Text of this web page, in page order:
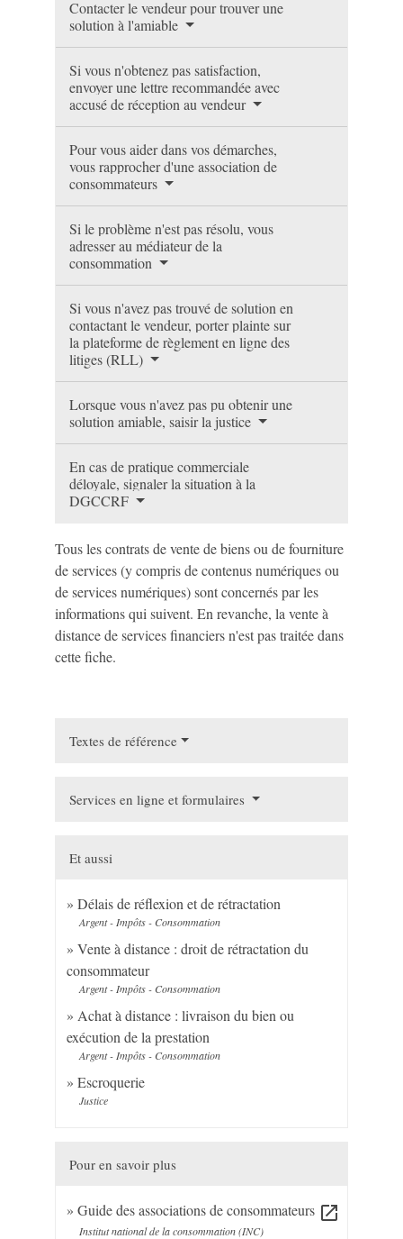
Contacter le vendeur pour trouver une
solution à l'amiable
Si vous n'obtenez pas satisfaction,
envoyer une lettre recommandée avec
accusé de réception au vendeur
Pour vous aider dans vos démarches,
vous rapprocher d'une association de
consommateurs
Si le problème n'est pas résolu, vous
adresser au médiateur de la
consommation
Si vous n'avez pas trouvé de solution en
contactant le vendeur, porter plainte sur
la plateforme de règlement en ligne des
litiges (RLL)
Lorsque vous n'avez pas pu obtenir une
solution amiable, saisir la justice
En cas de pratique commerciale
déloyale, signaler la situation à la
DGCCRF
Tous les contrats de vente de biens ou de fourniture
de services (y compris de contenus numériques ou
de services numériques) sont concernés par les
informations qui suivent. En revanche, la vente à
distance de services financiers n'est pas traitée dans
cette fiche.
Textes de référence
Services en ligne et formulaires
Et aussi
Délais de réflexion et de rétractation
Argent - Impôts - Consommation
Vente à distance : droit de rétractation du
consommateur
Argent - Impôts - Consommation
Achat à distance : livraison du bien ou
exécution de la prestation
Argent - Impôts - Consommation
Escroquerie
Justice
Pour en savoir plus
Guide des associations de consommateurs open_in_new
Institut national de la consommation (INC)